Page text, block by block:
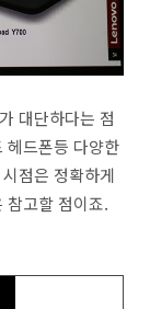
대단하다는 점
헤드폰등 다양한
점은 정확하게
참고할 점이죠.